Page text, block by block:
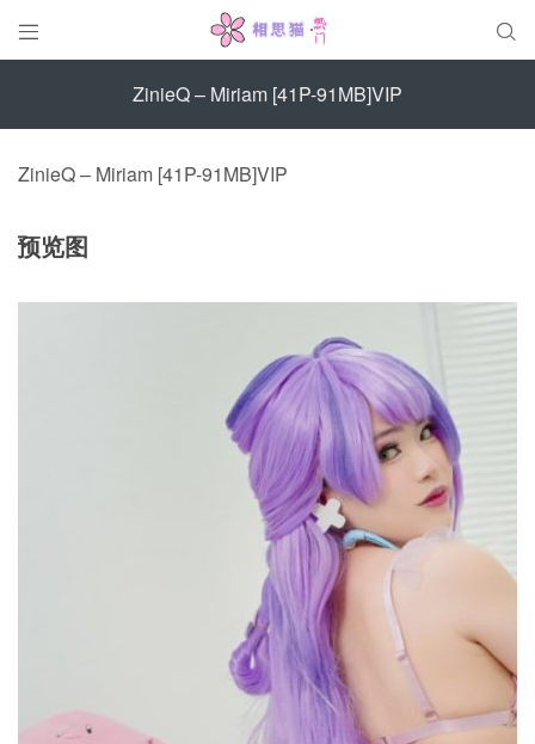
 
ZinieQ – Miriam [41P-91MB]VIP
ZinieQ – Miriam [41P-91MB]VIP
预览图